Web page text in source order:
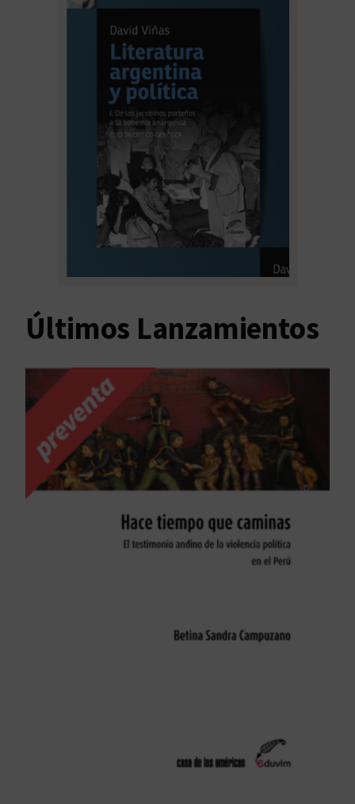
Últimos Lanzamientos